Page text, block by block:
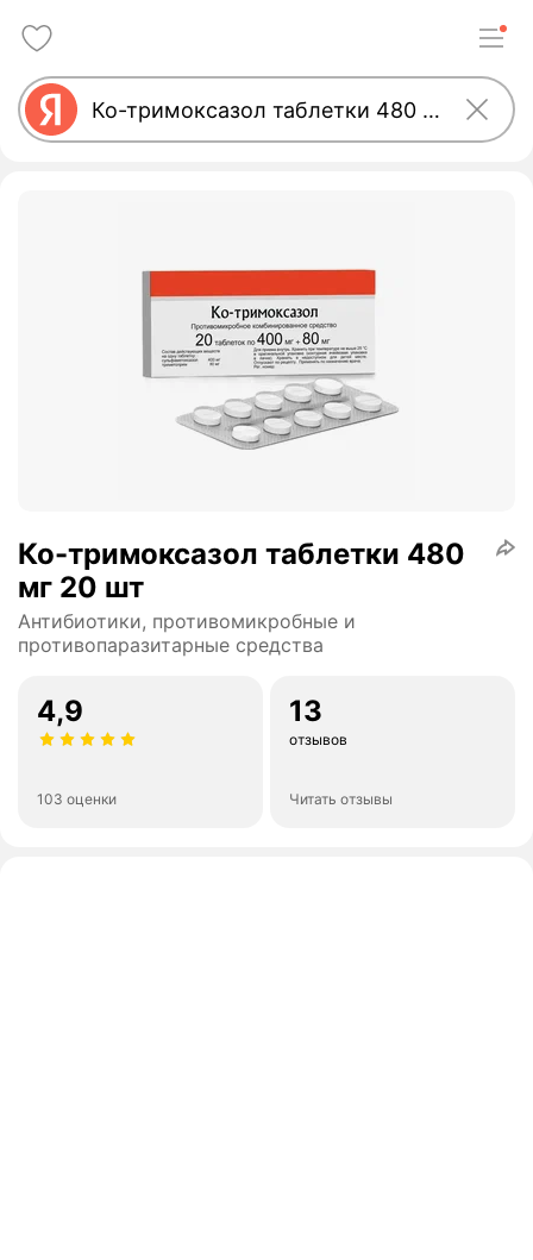
Ко-тримоксазол таблетки 480
мг 20 шт
Антибиотики, противомикробные и
противопаразитарные средства
4,9
103 оценки
13
отзывов
Читать отзывы